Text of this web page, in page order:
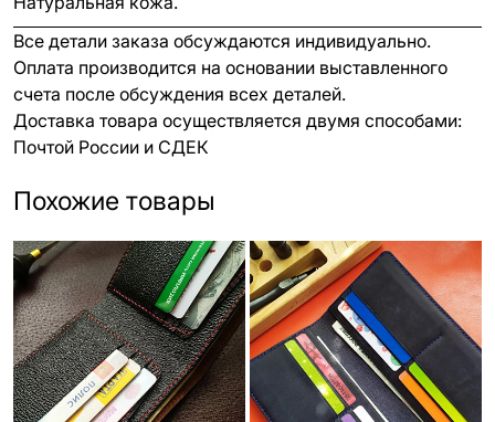
Все детали заказа обсуждаются индивидуально.
Оплата производится на основании выставленного
счета после обсуждения всех деталей.
Доставка товара осуществляется двумя способами:
Почтой России и СДЕК
Похожие товары